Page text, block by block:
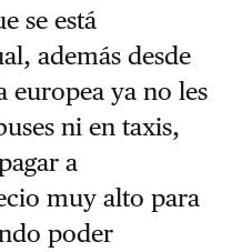
se está
además desde
europea ya no les
ni en taxis,
a
muy alto para
poder